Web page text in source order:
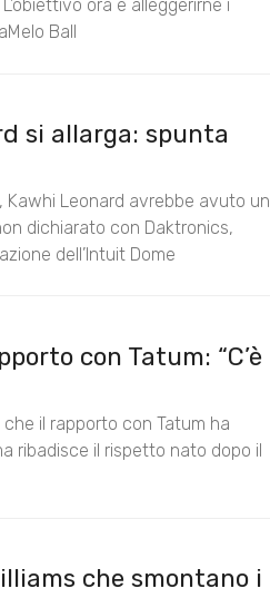
ora è alleggerirne i
Ball
si allarga: spunta
Kawhi Leonard avrebbe avuto un
dichiarato con Daktronics,
dell’Intuit Dome
con Tatum: “C’è
che il rapporto con Tatum ha
ribadisce il rispetto nato dopo il
che smontano i